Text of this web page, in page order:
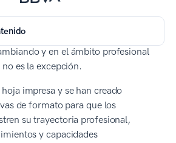
y en el ámbito profesional
es la excepción.
impresa y se han creado
de formato para que los
su trayectoria profesional,
y capacidades